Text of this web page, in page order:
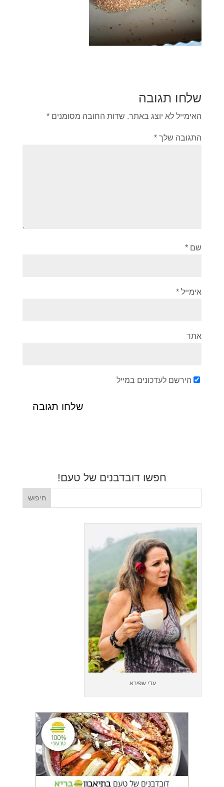
שלחו תגובה
האימייל לא יוצג באתר. שדות החובה מסומנים *
התגובה שלך *
שם *
אימייל *
אתר
הירשם לעדכונים במייל
חפשו דובדבנים של טעם!
עדי שפירא